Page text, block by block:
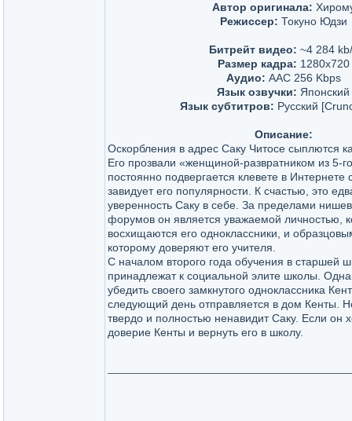
Автор оригинала:
Режиссер: Токуно Юдзи
Битрейт видео: ~4 284
Размер кадра: 1280х720
Аудио: AAC 256 Kbps
Язык озвучки: Японский
Язык субтитров: Русский
Описание:
Оскорбления в адрес Саку Читосе сыплются
Его прозвали «женщиной-развратником из 5-
постоянно подвергается клевете в Интернете
завидует его популярности. К счастью, это
уверенность Саку в себе. За пределами
форумов он является уважаемой личностью,
восхищаются его одноклассники, и
которому доверяют его учителя.
С началом второго года обучения в старшей
принадлежат к социальной элите школы.
убедить своего замкнутого одноклассника
следующий день отправляется в дом Кенты.
твердо и полностью ненавидит Саку. Если он
доверие Кенты и вернуть его в школу.